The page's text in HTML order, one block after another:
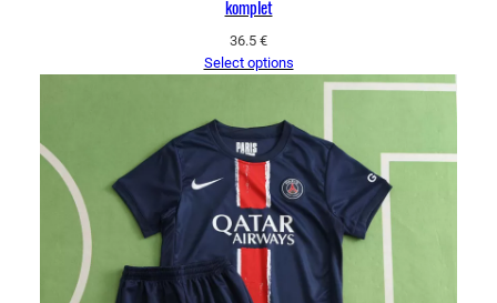
komplet
36.5 €
Select options